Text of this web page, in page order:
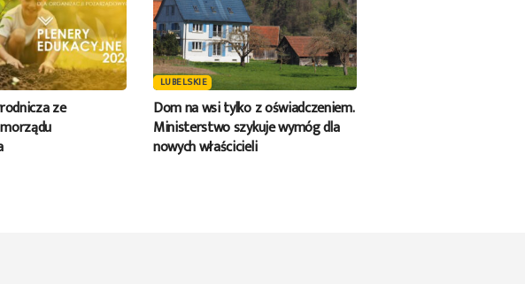
ze
LUBELSKIE
Dom na wsi tylko z oświadczeniem.
Ministerstwo szykuje wymóg dla
nowych właścicieli